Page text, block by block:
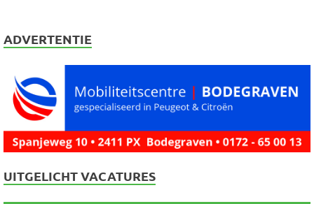
ADVERTENTIE
UITGELICHT VACATURES